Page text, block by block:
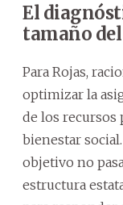
El
tamaño
Para Rojas,
optimizar la
de los recursos
bienestar
objetivo no
estructura